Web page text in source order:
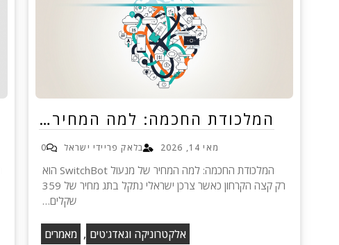
המלכודת החכמה: למה המחיר…
מאי 14, 2026 בלאק פריידי ישראל 0
המלכודת החכמה: למה המחיר של מנעול SwitchBot הוא
רק קצה הקרחון כאשר צרכן ישראלי נתקל בתג מחיר של 359
שקלים…
אלקטרוניקה וגאדג'טים , מאמרים